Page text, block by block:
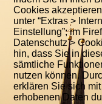
Cookies
unter “Extras >
Einstellung”; im
Datenschutz >
hin, dass Sie in
sämtliche
nutzen können.
erklären Sie sich
erhobenen Daten